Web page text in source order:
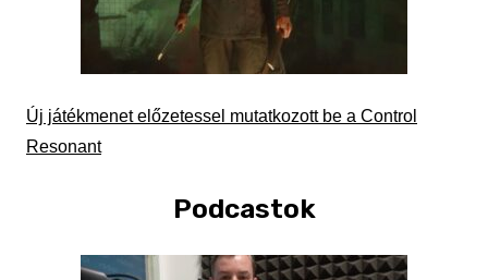
Új játékmenet előzetessel mutatkozott be a Control
Resonant
Podcastok